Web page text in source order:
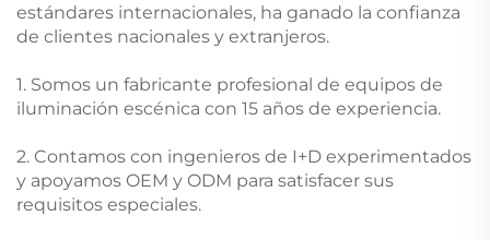
estándares internacionales, ha ganado la confianza
de clientes nacionales y extranjeros.
1. Somos un fabricante profesional de equipos de
iluminación escénica con 15 años de experiencia.
2. Contamos con ingenieros de I+D experimentados
y apoyamos OEM y ODM para satisfacer sus
requisitos especiales.